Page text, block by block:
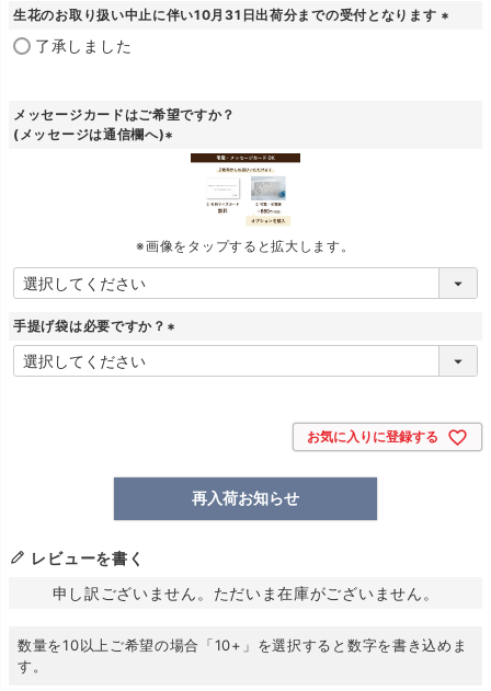
須
生花のお取り扱い中止に伴い10月31日出荷分までの受付となります
了承しました
メッセージカードはご希望ですか？
(メッセージは通信欄へ)
※画像をタップすると拡大します。
手提げ袋は必要ですか？
(
お気に入りに登録する
再入荷お知らせ
レビューを書く
申し訳ございません。ただいま在庫がございません。
数量を10以上ご希望の場合「10+」を選択すると数字を書き込めま
す。